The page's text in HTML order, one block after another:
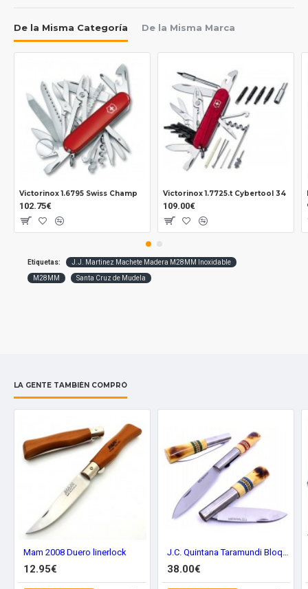
De la Misma Categoría De la Misma Marca
Victorinox 1.6795 Swiss Champ
102.75€
Victorinox 1.7725.t Cybertool 34
109.00€
Etiquetas: J.J. Martinez Machete Madera M28MM Inoxidable
M28MM Santa Cruz de Mudela
LA GENTE TAMBIÉN COMPRÓ
Mam 2008 Duero linerlock
12.95€ 38.00€